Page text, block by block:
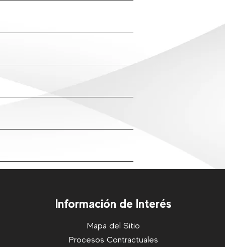
Información de Interés
Mapa del Sitio
Procesos Contractuales